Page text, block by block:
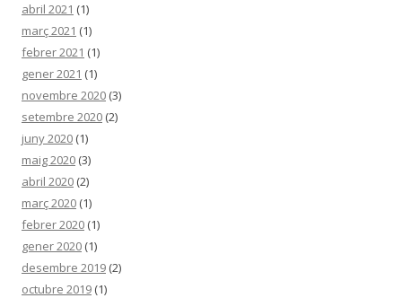
abril 2021 (1)
març 2021 (1)
febrer 2021 (1)
gener 2021 (1)
novembre 2020 (3)
setembre 2020 (2)
juny 2020 (1)
maig 2020 (3)
abril 2020 (2)
març 2020 (1)
febrer 2020 (1)
gener 2020 (1)
desembre 2019 (2)
octubre 2019 (1)